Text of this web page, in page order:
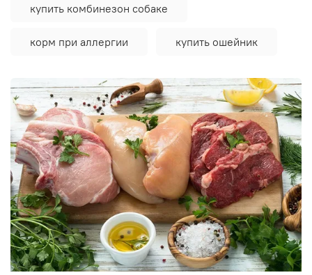
купить комбинезон собаке
корм при аллергии купить ошейник